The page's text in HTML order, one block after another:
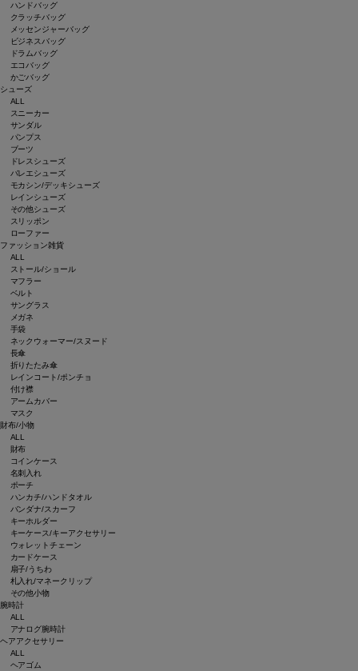
ハンドバッグ
クラッチバッグ
メッセンジャーバッグ
ビジネスバッグ
ドラムバッグ
エコバッグ
かごバッグ
シューズ
ALL
スニーカー
サンダル
パンプス
ブーツ
ドレスシューズ
バレエシューズ
モカシン/デッキシューズ
レインシューズ
その他シューズ
スリッポン
ローファー
ファッション雑貨
ALL
ストール/ショール
マフラー
ベルト
サングラス
メガネ
手袋
ネックウォーマー/スヌード
長傘
折りたたみ傘
レインコート/ポンチョ
付け襟
アームカバー
マスク
財布/小物
ALL
財布
コインケース
名刺入れ
ポーチ
ハンカチ/ハンドタオル
バンダナ/スカーフ
キーホルダー
キーケース/キーアクセサリー
ウォレットチェーン
カードケース
扇子/うちわ
札入れ/マネークリップ
その他小物
腕時計
ALL
アナログ腕時計
ヘアアクセサリー
ALL
ヘアゴム